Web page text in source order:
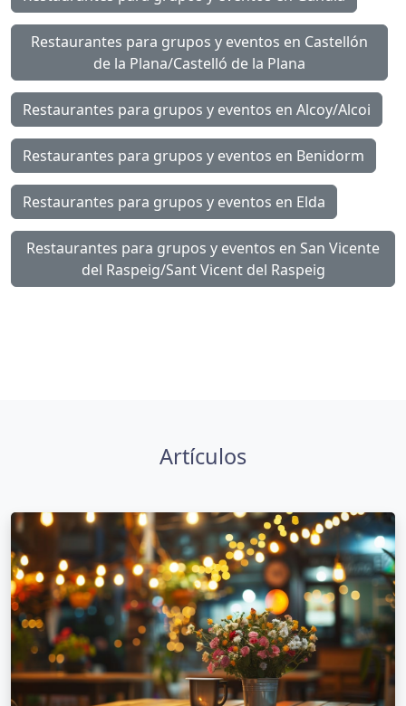
Restaurantes para grupos y eventos en Castellón
de la Plana/Castelló de la Plana
Restaurantes para grupos y eventos en Alcoy/Alcoi
Restaurantes para grupos y eventos en Benidorm
Restaurantes para grupos y eventos en Elda
Restaurantes para grupos y eventos en San Vicente
del Raspeig/Sant Vicent del Raspeig
Artículos